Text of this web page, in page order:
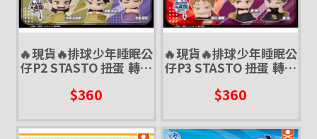
🔥現貨🔥排球少年睡眠公
仔P2 STASTO 扭蛋 轉蛋
郎 赤葦京治
$360
🔥現貨🔥排球少年睡眠公
仔P3 STASTO 扭蛋 轉蛋
衛輔 宮侑 宮治
$360